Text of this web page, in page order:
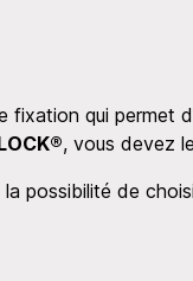
fixation qui permet
, vous devez
possibilité de